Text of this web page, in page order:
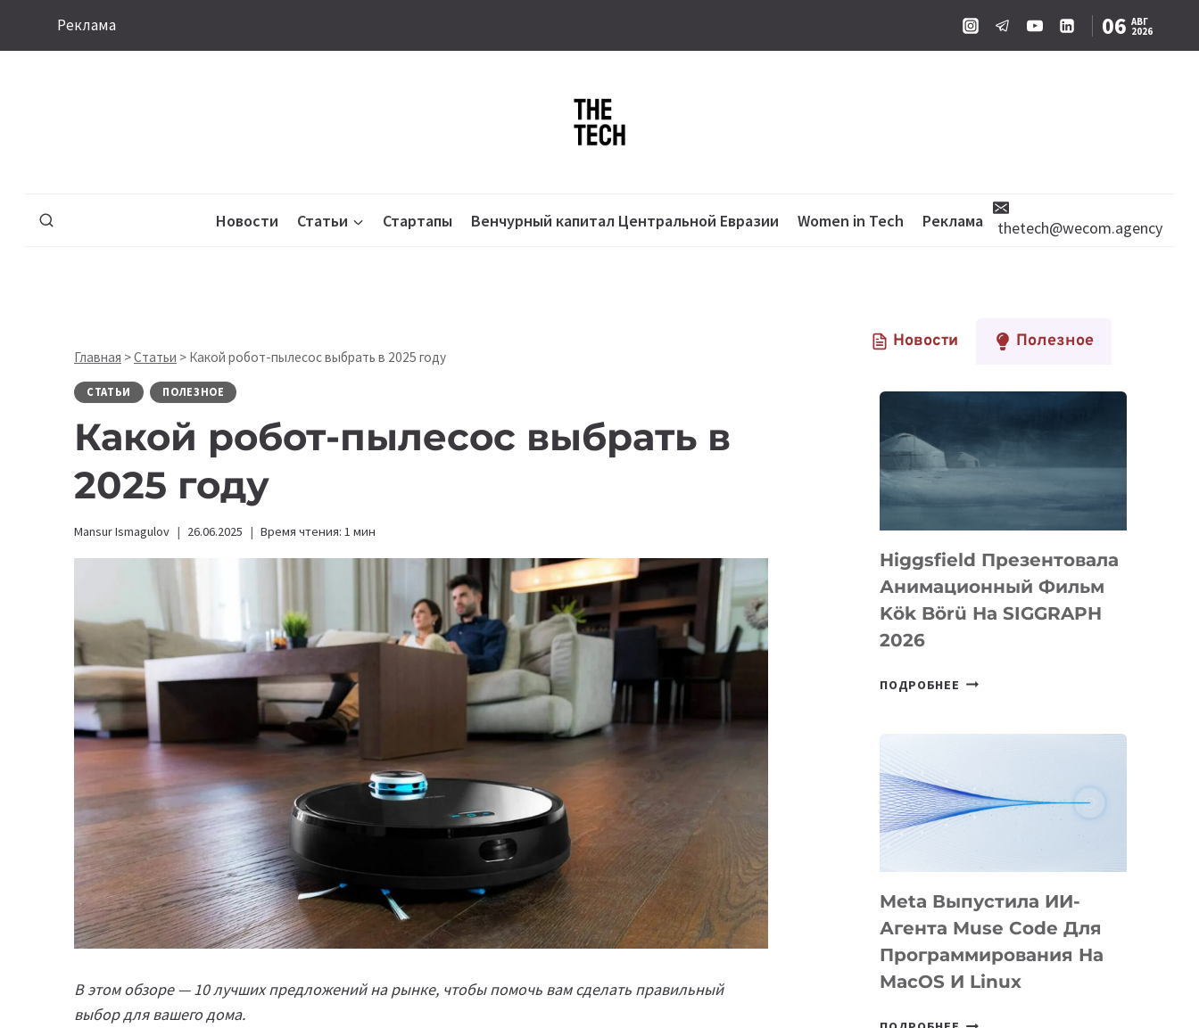
Реклама 06 АВГ
2026
Новости Статьи Стартапы Венчурный капитал Центральной Евразии Women in Tech Реклама thetech@wecom.agency
Главная >Статьи > Какой pобот-пылесос выбрать в 2025 году
СТАТЬИ ПОЛЕЗНОЕ
Какой pобот-пылесос выбрать в
2025 году
Mansur Ismagulov 26.06.2025 Время чтения: 1 мин
В этом обзоре — 10 лучших предложений на рынке, чтобы помочь вам сделать правильный
выбор для вашего дома.
Новости Полезное
Higgsfield Презентовала
Анимационный Фильм
Kök Börü На SIGGRAPH
2026
ПОДРОБНЕЕ HIGGSFIELD
BÖRÜ
НА
Meta Выпустила ИИ-
Агента Muse Code Для
Программирования На
MacOS И Linux
META